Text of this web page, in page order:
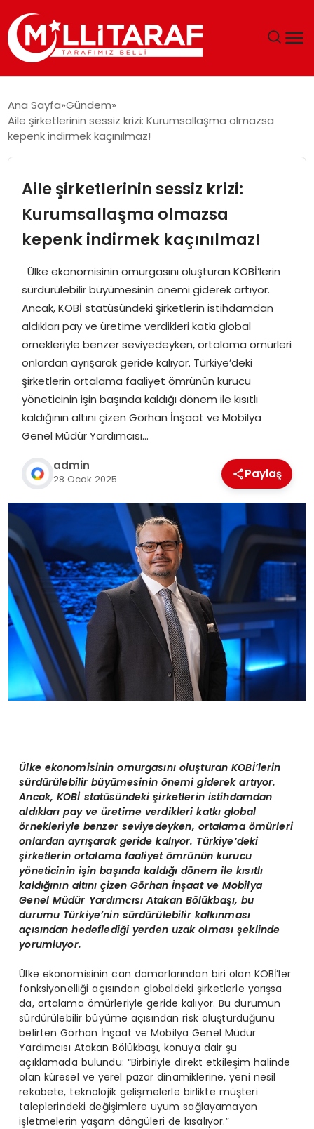
ÖZEL SAYFALAR
EKONOMI
SPOR
SIYASET
MAGAZIN
Ana Sayfa Gündem
Aile şirketlerinin sessiz krizi: Kurumsallaşma olmazsa
kepenk indirmek kaçınılmaz!
Aile şirketlerinin sessiz krizi:
Kurumsallaşma olmazsa
kepenk indirmek kaçınılmaz!
Ülke ekonomisinin omurgasını oluşturan KOBİ’lerin
sürdürülebilir büyümesinin önemi giderek artıyor.
Ancak, KOBİ statüsündeki şirketlerin istihdamdan
aldıkları pay ve üretime verdikleri katkı global
örnekleriyle benzer seviyedeyken, ortalama ömürleri
onlardan ayrışarak geride kalıyor. Türkiye’deki
şirketlerin ortalama faaliyet ömrünün kurucu
yöneticinin işin başında kaldığı dönem ile kısıtlı
kaldığının altını çizen Görhan İnşaat ve Mobilya
Genel Müdür Yardımcısı…
admin
28 Ocak 2025 Paylaş
Ülke ekonomisinin omurgasını oluşturan KOBİ’lerin
sürdürülebilir büyümesinin önemi giderek artıyor.
Ancak,KOBİ statüsündeki şirketlerin istihdamdan
aldıkları pay ve üretime verdikleri katkı global
örnekleriyle benzer seviyedeyken, ortalama ömürleri
onlardan ayrışarak geride kalıyor. Türkiye’deki
şirketlerin ortalama faaliyet ömrünün kurucu
yöneticinin işin başında kaldığı dönem ile kısıtlı
kaldığının altını çizen Görhan İnşaat ve Mobilya
Genel Müdür Yardımcısı Atakan Bölükbaşı, bu
durumu Türkiye’nin sürdürülebilir kalkınması
açısından hedeflediği yerden uzak olması şeklinde
yorumluyor.
Ülke ekonomisinin can damarlarından biri olan KOBİ’ler
fonksiyonelliği açısından globaldeki şirketlerle yarışsa
da, ortalama ömürleriyle geride kalıyor. Bu durumun
sürdürülebilir büyüme açısından risk oluşturduğunu
belirten Görhan İnşaat ve Mobilya Genel Müdür
Yardımcısı Atakan Bölükbaşı, konuya dair şu
açıklamada bulundu: “Birbiriyle direkt etkileşim halinde
olan küresel ve yerel pazar dinamiklerine, yeni nesil
rekabete, teknolojik gelişmelerle birlikte müşteri
taleplerindeki değişimlere uyum sağlayamayan
işletmelerin yaşam döngüleri de kısalıyor.”